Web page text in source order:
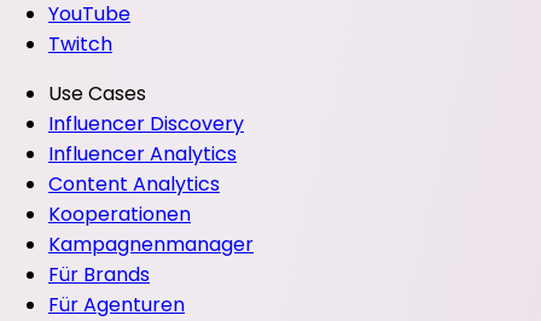
YouTube
Twitch
Use Cases
Influencer Discovery
Influencer Analytics
Content Analytics
Kooperationen
Kampagnenmanager
Für Brands
Für Agenturen